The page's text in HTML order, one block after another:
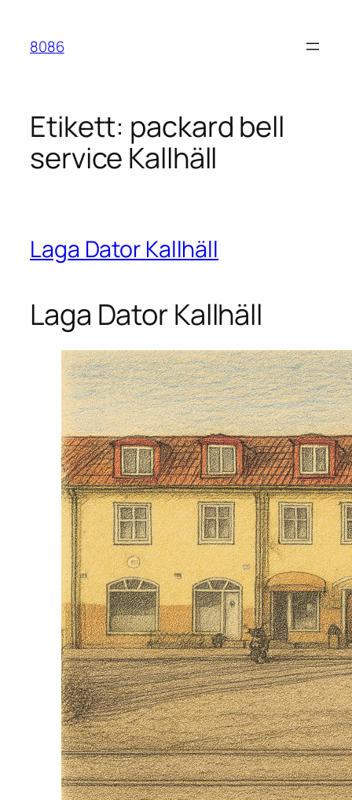
innehåll
8086
Etikett: packard bell
service Kallhäll
Laga Dator Kallhäll
Laga Dator Kallhäll